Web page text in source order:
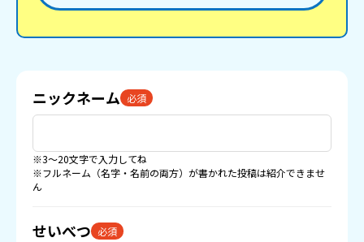
ニックネーム 必須
※3〜20文字で入力してね
※フルネーム（名字・名前の両方）が書かれた投稿は紹介できませ
ん
せいべつ 必須